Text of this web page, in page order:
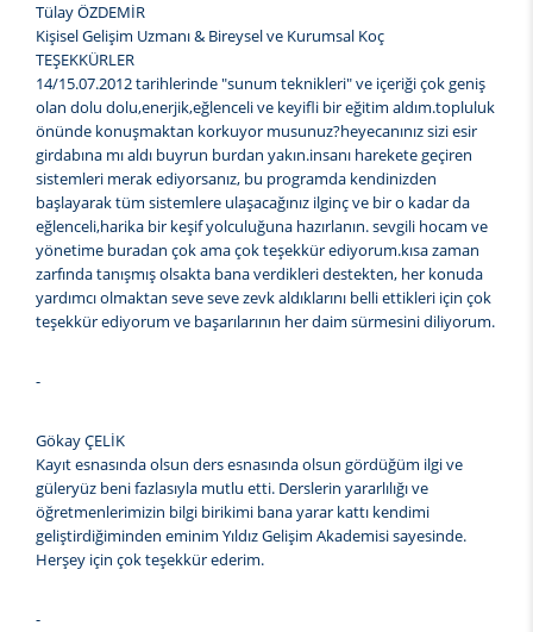
Tülay ÖZDEMİR
Kişisel Gelişim Uzmanı & Bireysel ve Kurumsal Koç
TEŞEKKÜRLER
14/15.07.2012 tarihlerinde "sunum teknikleri" ve içeriği çok geniş
olan dolu dolu,enerjik,eğlenceli ve keyifli bir eğitim aldım.topluluk
önünde konuşmaktan korkuyor musunuz?heyecanınız sizi esir
girdabına mı aldı buyrun burdan yakın.insanı harekete geçiren
sistemleri merak ediyorsanız, bu programda kendinizden
başlayarak tüm sistemlere ulaşacağınız ilginç ve bir o kadar da
eğlenceli,harika bir keşif yolculuğuna hazırlanın. sevgili hocam ve
yönetime buradan çok ama çok teşekkür ediyorum.kısa zaman
zarfında tanışmış olsakta bana verdikleri destekten, her konuda
yardımcı olmaktan seve seve zevk aldıklarını belli ettikleri için çok
teşekkür ediyorum ve başarılarının her daim sürmesini diliyorum.
-
Gökay ÇELİK
Kayıt esnasında olsun ders esnasında olsun gördüğüm ilgi ve
güleryüz beni fazlasıyla mutlu etti. Derslerin yararlılığı ve
öğretmenlerimizin bilgi birikimi bana yarar kattı kendimi
geliştirdiğiminden eminim Yıldız Gelişim Akademisi sayesinde.
Herşey için çok teşekkür ederim.
-